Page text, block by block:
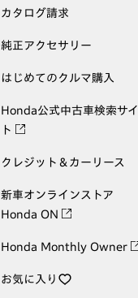
カタログ請求
純正アクセサリー
はじめてのクルマ購入
Honda公式中古車検索サイ
ト
クレジット＆カーリース
新車オンラインストア
Honda ON
Honda Monthly Owner
お気に入り